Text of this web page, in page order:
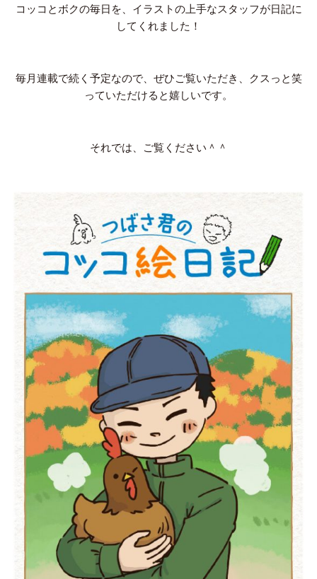
コッコとボクの毎日を、イラストの上手なスタッフが日記に
してくれました！
毎月連載で続く予定なので、ぜひご覧いただき、クスっと笑
っていただけると嬉しいです。
それでは、ご覧ください＾＾